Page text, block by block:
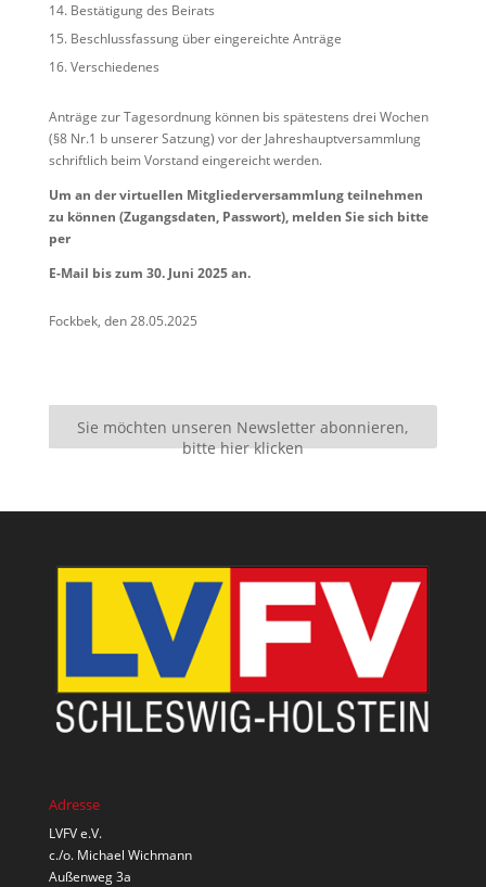
Bestätigung des Beirats
Beschlussfassung über eingereichte Anträge
Verschiedenes
Anträge zur Tagesordnung können bis spätestens drei Wochen
(§8 Nr.1 b unserer Satzung) vor der Jahreshauptversammlung
schriftlich beim Vorstand eingereicht werden.
Um an der virtuellen Mitgliederversammlung teilnehmen
zu können (Zugangsdaten, Passwort), melden Sie sich bitte
per
E-Mail bis zum 30. Juni 2025 an.
Fockbek, den 28.05.2025
Sie möchten unseren Newsletter abonnieren,
bitte hier klicken
Adresse
LVFV e.V.
c./o. Michael Wichmann
Außenweg 3a